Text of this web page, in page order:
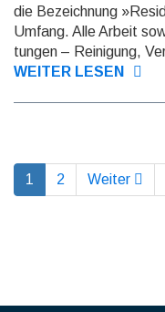
die Be­zeich­nung
Umfang. Alle Arbeit
tun­gen – Reini­gung,
WEITER LESEN
1 2 Weiter